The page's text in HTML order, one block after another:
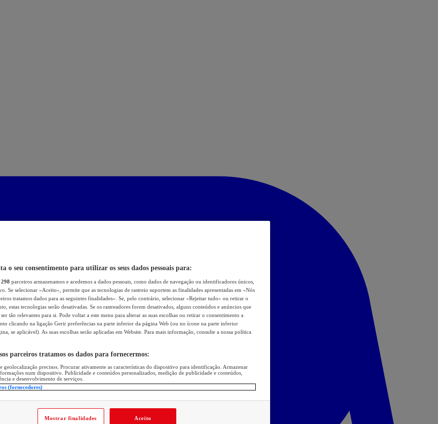
o seu consentimento para utilizar os seus dados pessoais para:
298 parceiros armazenamos e acedemos a dados pessoais, como dados de navegação ou identificadores únicos,
Se selecionar «Aceito», permite que as tecnologias de rastreio suportem as finalidades apresentadas em «Nós
tratamos dados para as seguintes finalidades». Se, pelo contrário, selecionar «Rejeitar tudo» ou retirar o
estas tecnologias serão desativadas. Se os rastreadores forem desativados, alguns conteúdos e anúncios que
tão relevantes para si. Pode voltar a este menu para alterar as suas escolhas ou retirar o consentimento a
clicando na ligação Gerir preferências na parte inferior da página Web (ou no ícone na parte inferior
se aplicável). As suas escolhas serão aplicadas em Website. Para mais informação, consulte a nossa política
parceiros tratamos os dados para fornecermos:
geolocalização precisos. Procurar ativamente as características do dispositivo para identificação. Armazenar
num dispositivo. Publicidade e conteúdos personalizados, medição de publicidade e conteúdos,
e desenvolvimento de serviços.
(fornecedores)
Mostrar finalidades Aceito